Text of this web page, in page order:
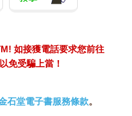
抽空去看看那些我們奇怪的同
出的那一點點綠。環保意識
不少， 如紐約中央公園的
人民公園Volkspark， 花草樹
有櫻花， 國會大廈前的草皮
如接獲電話要求您前往
免受騙上當！
石堂電子書服務條款。